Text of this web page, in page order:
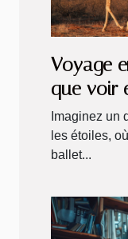
Voyage
que voir
Imaginez un
les étoiles,
ballet...